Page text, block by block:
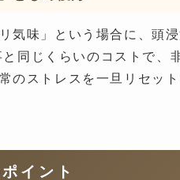
気味」という場合に、頭
同じくらいのコストで、
のストレスを一旦リセッ
イント